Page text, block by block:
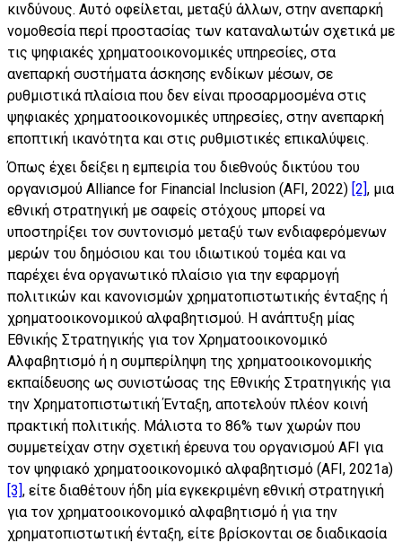
κινδύνους. Αυτό οφείλεται, μεταξύ άλλων, στην ανεπαρκή
νομοθεσία περί προστασίας των καταναλωτών σχετικά με
τις ψηφιακές χρηματοοικονομικές υπηρεσίες, στα
ανεπαρκή συστήματα άσκησης ενδίκων μέσων, σε
ρυθμιστικά πλαίσια που δεν είναι προσαρμοσμένα στις
ψηφιακές χρηματοοικονομικές υπηρεσίες, στην ανεπαρκή
εποπτική ικανότητα και στις ρυθμιστικές επικαλύψεις.
Όπως έχει δείξει η εμπειρία του διεθνούς δικτύου του
οργανισμού Alliance for Financial Inclusion (AFI, 2022) [2], μια
εθνική στρατηγική με σαφείς στόχους μπορεί να
υποστηρίξει τον συντονισμό μεταξύ των ενδιαφερόμενων
μερών του δημόσιου και του ιδιωτικού τομέα και να
παρέχει ένα οργανωτικό πλαίσιο για την εφαρμογή
πολιτικών και κανονισμών χρηματοπιστωτικής ένταξης ή
χρηματοοικονομικού αλφαβητισμού. Η ανάπτυξη μίας
Εθνικής Στρατηγικής για τον Χρηματοοικονομικό
Αλφαβητισμό ή η συμπερίληψη της χρηματοοικονομικής
εκπαίδευσης ως συνιστώσας της Εθνικής Στρατηγικής για
την Χρηματοπιστωτική Ένταξη, αποτελούν πλέον κοινή
πρακτική πολιτικής. Μάλιστα το 86% των χωρών που
συμμετείχαν στην σχετική έρευνα του οργανισμού AFI για
τον ψηφιακό χρηματοοικονομικό αλφαβητισμό (AFI, 2021a)
[3], είτε διαθέτουν ήδη μία εγκεκριμένη εθνική στρατηγική
για τον χρηματοοικονομικό αλφαβητισμό ή για την
χρηματοπιστωτική ένταξη, είτε βρίσκονται σε διαδικασία